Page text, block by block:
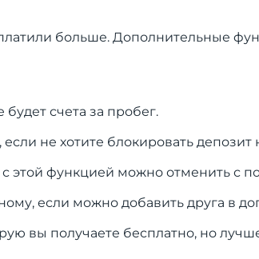
больше. Дополнительные
счета за пробег.
не хотите блокировать депозит
этой функцией можно отменить с
если можно добавить друга в
вы получаете бесплатно, но